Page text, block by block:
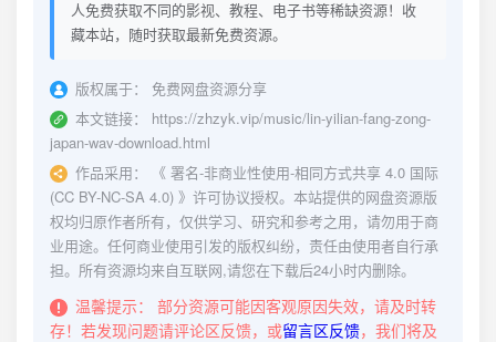
人免费获取不同的影视、教程、电子书等稀缺资源！收
藏本站，随时获取最新免费资源。
版权属于：
免费网盘资源分享
本文链接：
https://zhzyk.vip/music/lin-yilian-fang-zong-
japan-wav-download.html
作品采用：
《 署名-非商业性使用-相同方式共享 4.0 国际
(CC BY-NC-SA 4.0) 》许可协议授权。本站提供的网盘资源版
权均归原作者所有，仅供学习、研究和参考之用，请勿用于商
业用途。任何商业使用引发的版权纠纷，责任由使用者自行承
担。所有资源均来自互联网,请您在下载后24小时内删除。
温馨提示：
部分资源可能因客观原因失效，请及时转
存！若发现问题请评论区反馈，或留言区反馈，我们将及